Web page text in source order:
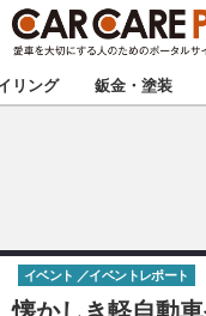
★カーケアプラス認
甲信越
リング 鈑金・塗装
イベント イベントレポート